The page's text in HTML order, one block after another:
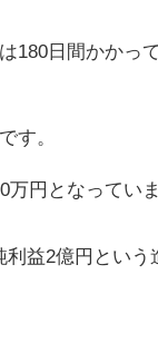
180日間かかっ
す。
万円となってい
利益2億円という